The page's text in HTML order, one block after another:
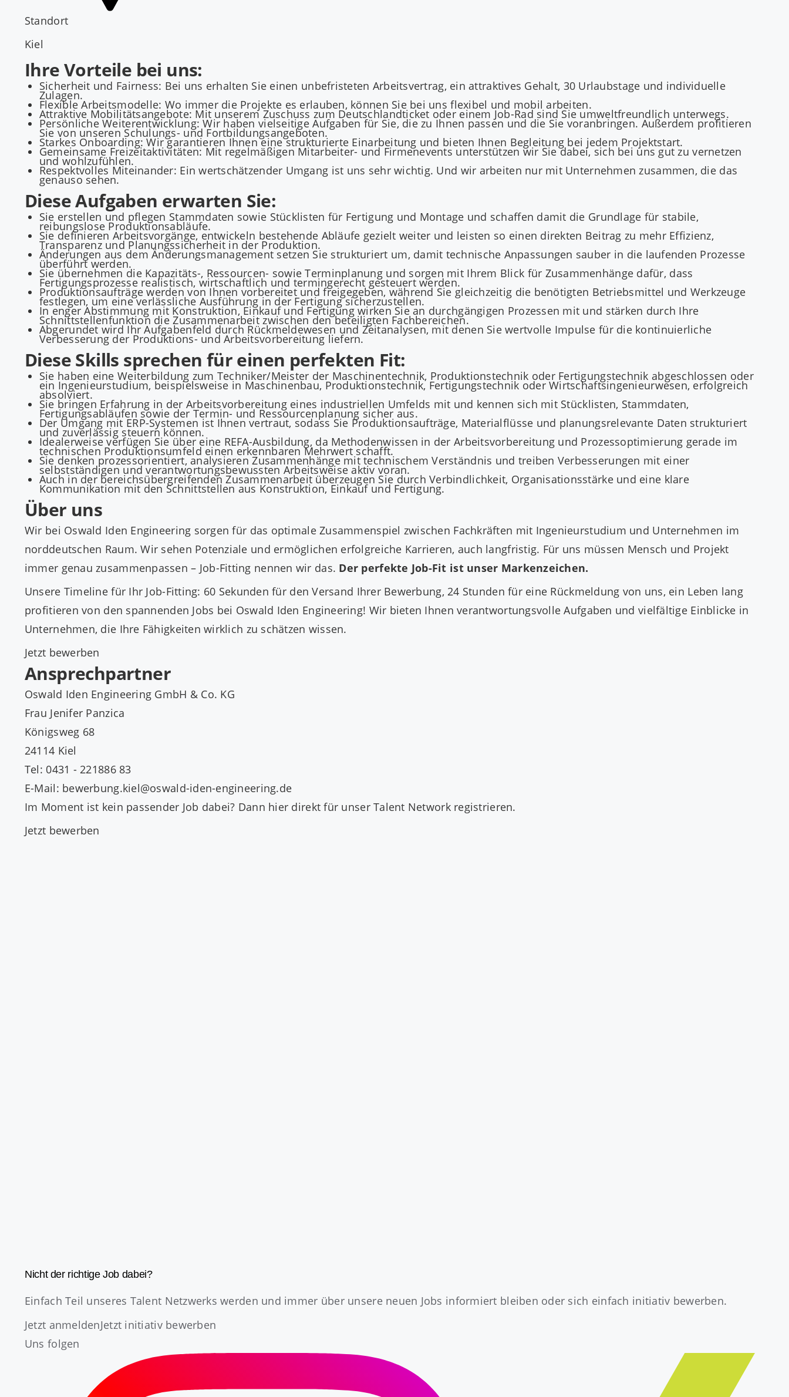
Standort
Kiel
Ihre Vorteile bei uns:
Sicherheit und Fairness: Bei uns erhalten Sie einen unbefristeten Arbeitsvertrag, ein attraktives Gehalt, 30 Urlaubstage und individuelle
Zulagen.
Flexible Arbeitsmodelle: Wo immer die Projekte es erlauben, können Sie bei uns flexibel und mobil arbeiten.
Attraktive Mobilitätsangebote: Mit unserem Zuschuss zum Deutschlandticket oder einem Job-Rad sind Sie umweltfreundlich unterwegs.
Persönliche Weiterentwicklung: Wir haben vielseitige Aufgaben für Sie, die zu Ihnen passen und die Sie voranbringen. Außerdem profitieren
Sie von unseren Schulungs- und Fortbildungsangeboten.
Starkes Onboarding: Wir garantieren Ihnen eine strukturierte Einarbeitung und bieten Ihnen Begleitung bei jedem Projektstart.
Gemeinsame Freizeitaktivitäten: Mit regelmäßigen Mitarbeiter- und Firmenevents unterstützen wir Sie dabei, sich bei uns gut zu vernetzen
und wohlzufühlen.
Respektvolles Miteinander: Ein wertschätzender Umgang ist uns sehr wichtig. Und wir arbeiten nur mit Unternehmen zusammen, die das
genauso sehen.
Diese Aufgaben erwarten Sie:
Sie erstellen und pflegen Stammdaten sowie Stücklisten für Fertigung und Montage und schaffen damit die Grundlage für stabile,
reibungslose Produktionsabläufe.
Sie definieren Arbeitsvorgänge, entwickeln bestehende Abläufe gezielt weiter und leisten so einen direkten Beitrag zu mehr Effizienz,
Transparenz und Planungssicherheit in der Produktion.
Änderungen aus dem Änderungsmanagement setzen Sie strukturiert um, damit technische Anpassungen sauber in die laufenden Prozesse
überführt werden.
Sie übernehmen die Kapazitäts-, Ressourcen- sowie Terminplanung und sorgen mit Ihrem Blick für Zusammenhänge dafür, dass
Fertigungsprozesse realistisch, wirtschaftlich und termingerecht gesteuert werden.
Produktionsaufträge werden von Ihnen vorbereitet und freigegeben, während Sie gleichzeitig die benötigten Betriebsmittel und Werkzeuge
festlegen, um eine verlässliche Ausführung in der Fertigung sicherzustellen.
In enger Abstimmung mit Konstruktion, Einkauf und Fertigung wirken Sie an durchgängigen Prozessen mit und stärken durch Ihre
Schnittstellenfunktion die Zusammenarbeit zwischen den beteiligten Fachbereichen.
Abgerundet wird Ihr Aufgabenfeld durch Rückmeldewesen und Zeitanalysen, mit denen Sie wertvolle Impulse für die kontinuierliche
Verbesserung der Produktions- und Arbeitsvorbereitung liefern.
Diese Skills sprechen für einen perfekten Fit:
Sie haben eine Weiterbildung zum Techniker/Meister der Maschinentechnik, Produktionstechnik oder Fertigungstechnik abgeschlossen oder
ein Ingenieurstudium, beispielsweise in Maschinenbau, Produktionstechnik, Fertigungstechnik oder Wirtschaftsingenieurwesen, erfolgreich
absolviert.
Sie bringen Erfahrung in der Arbeitsvorbereitung eines industriellen Umfelds mit und kennen sich mit Stücklisten, Stammdaten,
Fertigungsabläufen sowie der Termin- und Ressourcenplanung sicher aus.
Der Umgang mit ERP-Systemen ist Ihnen vertraut, sodass Sie Produktionsaufträge, Materialflüsse und planungsrelevante Daten strukturiert
und zuverlässig steuern können.
Idealerweise verfügen Sie über eine REFA-Ausbildung, da Methodenwissen in der Arbeitsvorbereitung und Prozessoptimierung gerade im
technischen Produktionsumfeld einen erkennbaren Mehrwert schafft.
Sie denken prozessorientiert, analysieren Zusammenhänge mit technischem Verständnis und treiben Verbesserungen mit einer
selbstständigen und verantwortungsbewussten Arbeitsweise aktiv voran.
Auch in der bereichsübergreifenden Zusammenarbeit überzeugen Sie durch Verbindlichkeit, Organisationsstärke und eine klare
Kommunikation mit den Schnittstellen aus Konstruktion, Einkauf und Fertigung.
Über uns
Wir bei Oswald Iden Engineering sorgen für das optimale Zusammenspiel zwischen Fachkräften mit Ingenieurstudium und Unternehmen im
norddeutschen Raum. Wir sehen Potenziale und ermöglichen erfolgreiche Karrieren, auch langfristig. Für uns müssen Mensch und Projekt
immer genau zusammenpassen – Job-Fitting nennen wir das. Der perfekte Job-Fit ist unser Markenzeichen.
Unsere Timeline für Ihr Job-Fitting: 60 Sekunden für den Versand Ihrer Bewerbung, 24 Stunden für eine Rückmeldung von uns, ein Leben lang
profitieren von den spannenden Jobs bei Oswald Iden Engineering! Wir bieten Ihnen verantwortungsvolle Aufgaben und vielfältige Einblicke in
Unternehmen, die Ihre Fähigkeiten wirklich zu schätzen wissen.
Jetzt bewerben
Ansprechpartner
Oswald Iden Engineering GmbH & Co. KG
Frau Jenifer Panzica
Königsweg 68
24114 Kiel
Tel: 0431 - 221886 83
E-Mail: bewerbung.kiel@oswald-iden-engineering.de
Im Moment ist kein passender Job dabei? Dann hier direktfür unser Talent Network registrieren.
Jetzt bewerben
Nicht der richtige Job dabei?
Einfach Teil unseres Talent Netzwerks werden und immer über unsere neuen Jobs informiert bleiben oder sich einfach initiativ bewerben.
Jetzt anmeldenJetzt initiativ bewerben
Uns folgen